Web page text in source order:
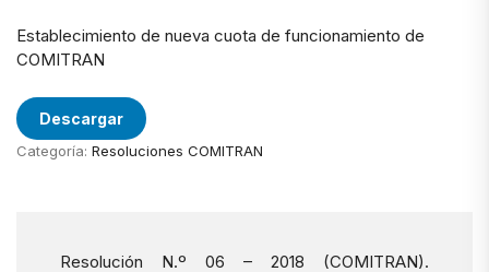
Establecimiento de nueva cuota de funcionamiento de
COMITRAN
Descargar
Categoría: Resoluciones COMITRAN
Resolución N.º 06 – 2018 (COMITRAN).